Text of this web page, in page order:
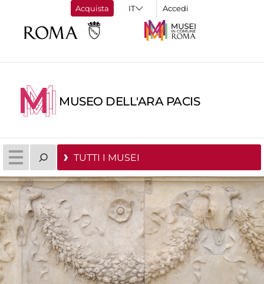
Acquista Accedi
MUSEO DELL'ARA PACIS
TUTTI I MUSEI